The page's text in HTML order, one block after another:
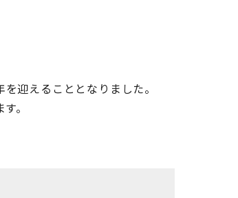
迎えることとなりました。
。